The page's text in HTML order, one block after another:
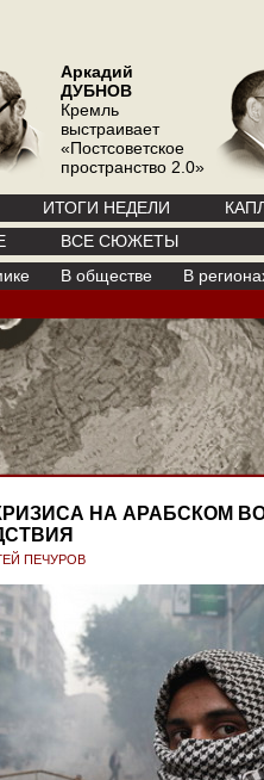
Аркадий
ДУБНОВ
Кремль
выстраивает
«Постсоветское
пространство 2.0»
ИТОГИ НЕДЕЛИ
ВСЕ СЮЖЕТЫ
В обществе В
НА АРАБСКОМ
ПЕЧУРОВ